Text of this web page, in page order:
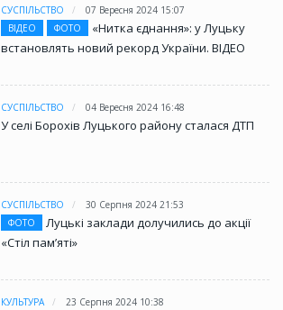
СУСПІЛЬСТВО
07 Вересня 2024 15:07
ВІДЕО
ФОТО
«Нитка єднання»: у Луцьку
встановлять новий рекорд України. ВІДЕО
СУСПІЛЬСТВО 04 Вересня 2024 16:48
У селі Борохів Луцького району сталася ДТП
СУСПІЛЬСТВО
30 Серпня 2024 21:53
ФОТО
Луцькі заклади долучились до акції
«Стіл памʼяті»
КУЛЬТУРА
23 Серпня 2024 10:38